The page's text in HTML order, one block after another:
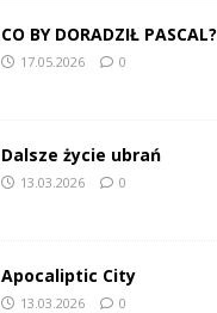
CO BY DORADZIŁ PASCAL?
17.05.2026 0
Dalsze życie ubrań
13.03.2026 0
Apocaliptic City
13.03.2026 0